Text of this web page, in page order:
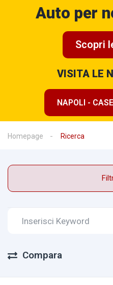
Auto per
Scopri
VISITA LE
NAPOLI -
Homepage Ricerca
Compara